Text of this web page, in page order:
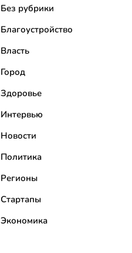
Без рубрики
Благоустройство
Власть
Город
Здоровье
Интервью
Новости
Политика
Регионы
Стартапы
Экономика